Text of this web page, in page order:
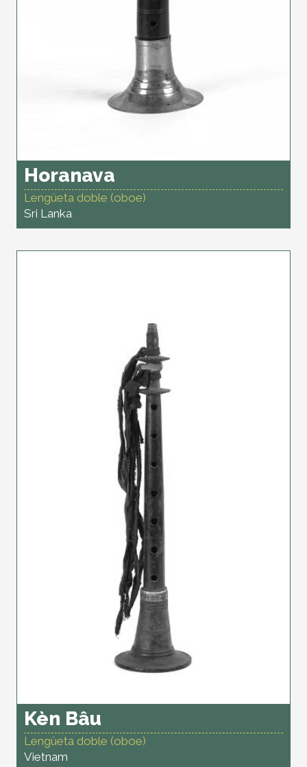
Horanava
Lengüeta doble (oboe)
Sri Lanka
Kèn Bâu
Lengüeta doble (oboe)
Vietnam